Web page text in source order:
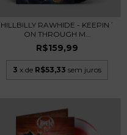
HILLBILLY RAWHIDE - KEEPIN´
ON THROUGH M...
R$159,99
3 x de R$53,33 sem juros